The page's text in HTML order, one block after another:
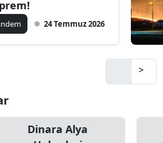
24 Temmuz 2026
>
Dinara Alya